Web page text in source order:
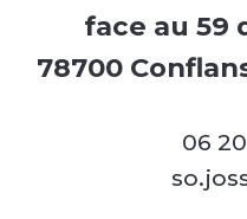
face au 59
78700
06